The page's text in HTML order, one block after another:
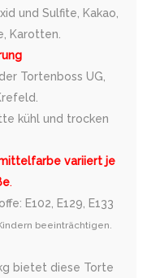
und Sulfite, Kakao,
Karotten.
Tortenboss UG,
kühl und trocken
variiert je
.
E102, E129, E133
beeinträchtigen.
bietet diese Torte